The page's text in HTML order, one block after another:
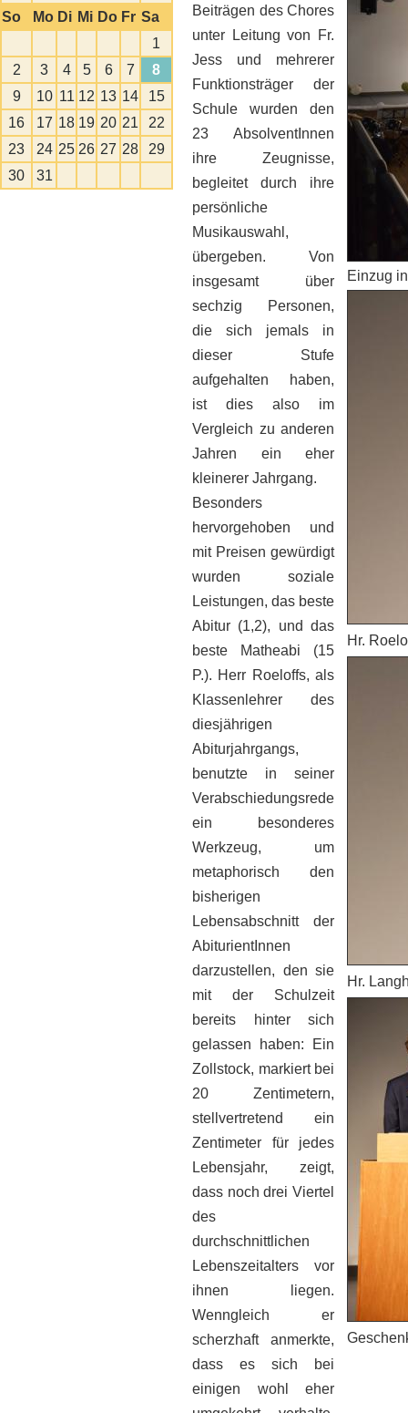
So
Mo Di Mi Do Fr Sa
1
2
3 4 5 6 7
8
9
10 11 12 13 14
15
16
17 18 19 20 21
22
23
24 25 26 27 28
29
30
31
Beiträgen des Chores
unter Leitung von Fr.
Jess und mehrerer
Funktionsträger der
Schule wurden den
23 AbsolventInnen
ihre Zeugnisse,
begleitet durch ihre
persönliche
Musikauswahl,
übergeben. Von
insgesamt über
sechzig Personen,
die sich jemals in
dieser Stufe
aufgehalten haben,
ist dies also im
Vergleich zu anderen
Jahren ein eher
kleinerer Jahrgang.
Besonders
hervorgehoben und
mit Preisen gewürdigt
wurden soziale
Leistungen, das beste
Abitur (1,2), und das
beste Matheabi (15
P.). Herr Roeloffs, als
Klassenlehrer des
diesjährigen
Abiturjahrgangs,
benutzte in seiner
Verabschiedungsrede
ein besonderes
Werkzeug, um
metaphorisch den
bisherigen
Lebensabschnitt der
AbiturientInnen
darzustellen, den sie
mit der Schulzeit
bereits hinter sich
gelassen haben: Ein
Zollstock, markiert bei
20 Zentimetern,
stellvertretend ein
Zentimeter für jedes
Lebensjahr, zeigt,
dass noch drei Viertel
des
durchschnittlichen
Lebenszeitalters vor
ihnen liegen.
Wenngleich er
scherzhaft anmerkte,
dass es sich bei
einigen wohl eher
Einzug
Hr.
Hr.